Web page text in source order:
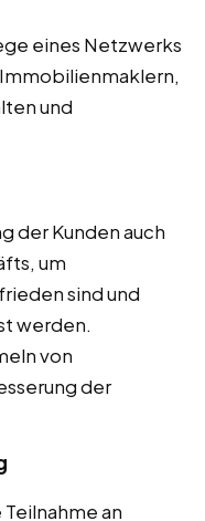
eines Netzwerks
und
der Kunden auch
um
sind und
werden.
von
der
an